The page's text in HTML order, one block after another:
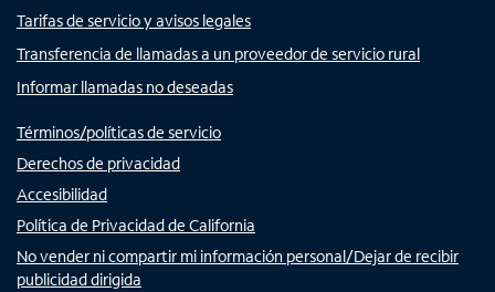
Tarifas de servicio y avisos legales
Transferencia de llamadas a un proveedor de servicio rural
Informar llamadas no deseadas
Términos/políticas de servicio
Derechos de privacidad
Accesibilidad
Política de Privacidad de California
No vender ni compartir mi información personal/Dejar de recibir
publicidad dirigida